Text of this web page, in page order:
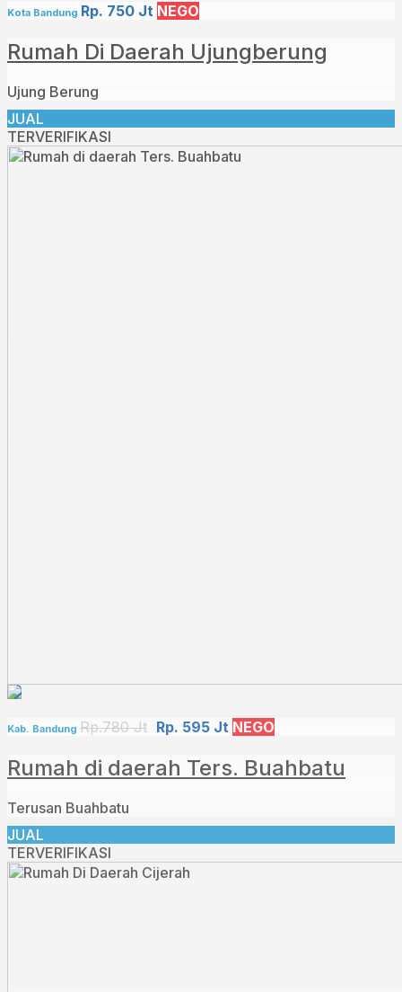
Kota Bandung Rp. 750 Jt NEGO
Rumah Di Daerah Ujungberung
Ujung Berung
JUAL
TERVERIFIKASI
Kab. Bandung Rp.780 Jt Rp. 595 Jt NEGO
Rumah di daerah Ters. Buahbatu
Terusan Buahbatu
JUAL
TERVERIFIKASI